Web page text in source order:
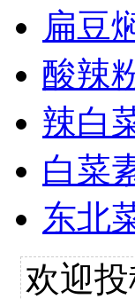
扁豆
酸辣
辣白
白菜
东北
欢迎